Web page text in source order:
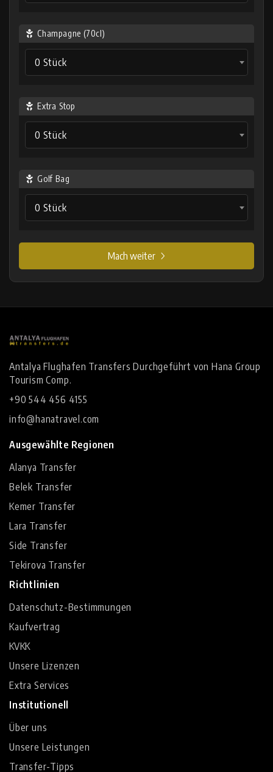
Champagne (70cl)
0 Stück
Extra Stop
0 Stück
Golf Bag
0 Stück
Mach weiter
Antalya Flughafen Transfers Durchgeführt von Hana Group
Tourism Comp.
+90 544 456 4155
info@hanatravel.com
Ausgewählte Regionen
Alanya Transfer
Belek Transfer
Kemer Transfer
Lara Transfer
Side Transfer
Tekirova Transfer
Richtlinien
Datenschutz-Bestimmungen
Kaufvertrag
KVKK
Unsere Lizenzen
Extra Services
Institutionell
Über uns
Unsere Leistungen
Transfer-Tipps